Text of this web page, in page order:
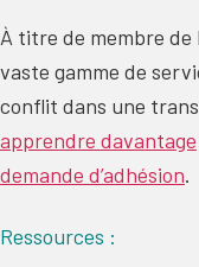
À titre de membre de
vaste gamme de
conflit dans une
apprendre davantage
demande d’adhésion.
Ressources :